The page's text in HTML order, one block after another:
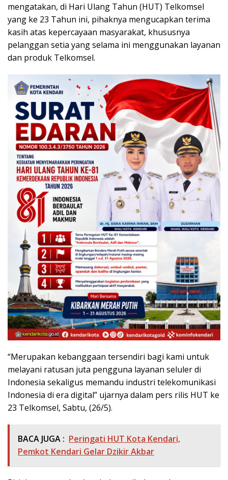
mengatakan, di Hari Ulang Tahun (HUT) Telkomsel
yang ke 23 Tahun ini, pihaknya mengucapkan terima
kasih atas kepercayaan masyarakat, khususnya
pelanggan setia yang selama ini menggunakan layanan
dan produk Telkomsel.
“Merupakan kebanggaan tersendiri bagi kami untuk
melayani ratusan juta pengguna layanan seluler di
Indonesia sekaligus memandu industri telekomunikasi
Indonesia di era digital” ujarnya dalam pers rilis HUT ke
23 Telkomsel, Sabtu, (26/5).
BACA JUGA : Peringati HUT Kota Kendari,
Pemkot Kendari Gelar Dzikir Akbar